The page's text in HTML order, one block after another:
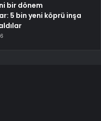
bir dönem
5 bin yeni köprü inşa